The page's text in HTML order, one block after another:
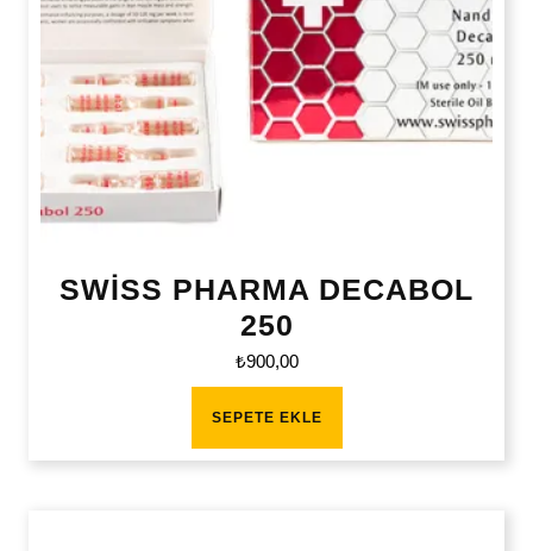
SWİSS PHARMA DECABOL
250
₺900,00
SEPETE EKLE